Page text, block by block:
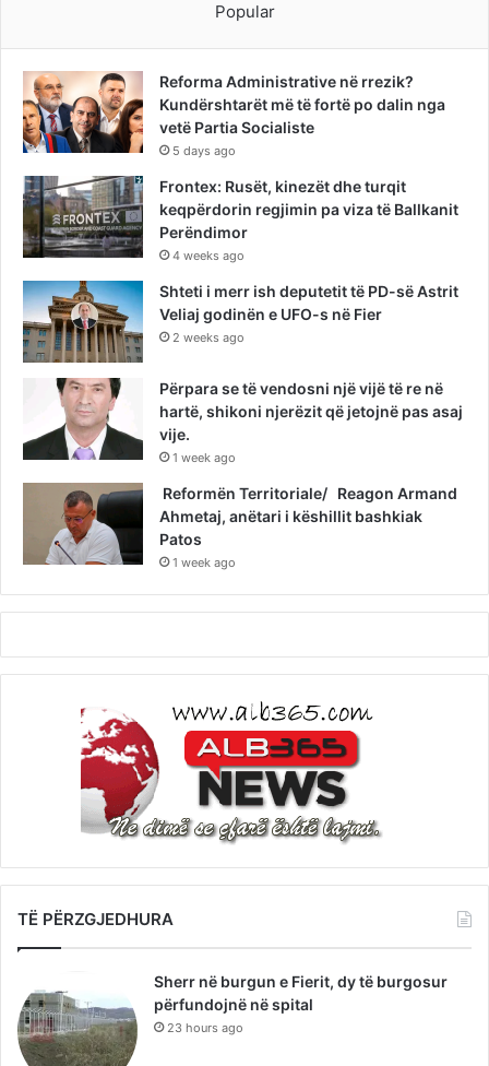
Popular
Reforma Administrative në rrezik?
Kundërshtarët më të fortë po dalin nga
vetë Partia Socialiste
5 days ago
Frontex: Rusët, kinezët dhe turqit
keqpërdorin regjimin pa viza të Ballkanit
Perëndimor
4 weeks ago
Shteti i merr ish deputetit të PD-së Astrit
Veliaj godinën e UFO-s në Fier
2 weeks ago
Përpara se të vendosni një vijë të re në
hartë, shikoni njerëzit që jetojnë pas asaj
vije.
1 week ago
Reformën Territoriale/ Reagon Armand
Ahmetaj, anëtari i këshillit bashkiak
Patos
1 week ago
TË PËRZGJEDHURA
Sherr në burgun e Fierit, dy të burgosur
përfundojnë në spital
23 hours ago